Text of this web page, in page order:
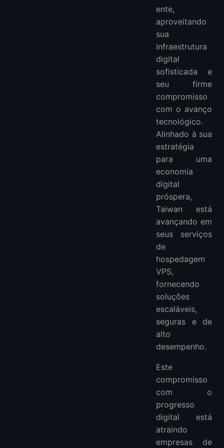
Mais VPS
ente,
aproveitando
sua
infraestrutura
digital
sofisticada e
seu firme
compromisso
com o avanço
tecnológico.
Alinhado à sua
estratégia
para uma
economia
digital
próspera,
Taiwan está
avançando em
seus serviços
de
hospedagem
VPS,
fornecendo
soluções
escaláveis,
seguras e de
alto
desempenho.
Este
compromisso
com o
progresso
digital está
atraindo
empresas de